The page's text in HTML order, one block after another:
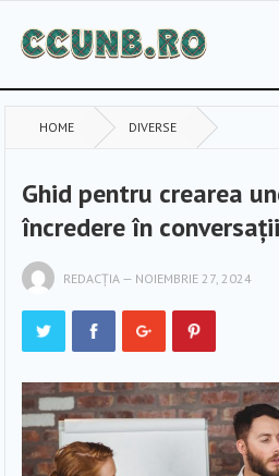
HOME DIVERSE
Ghid pentru crearea
încredere în conversații
REDACȚIA — NOIEMBRIE 27, 2024